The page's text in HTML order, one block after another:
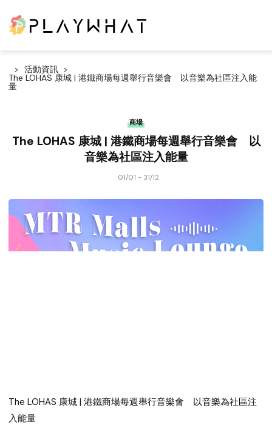
活動資訊
The LOHAS 康城 | 港鐵商場每週舉行音樂會 以音樂為社區注入能
量
商場
The LOHAS 康城 | 港鐵商場每週舉行音樂會 以
音樂為社區注入能量
01/01 - 31/12
The LOHAS 康城 | 港鐵商場每週舉行音樂會 以音樂為社區注
入能量